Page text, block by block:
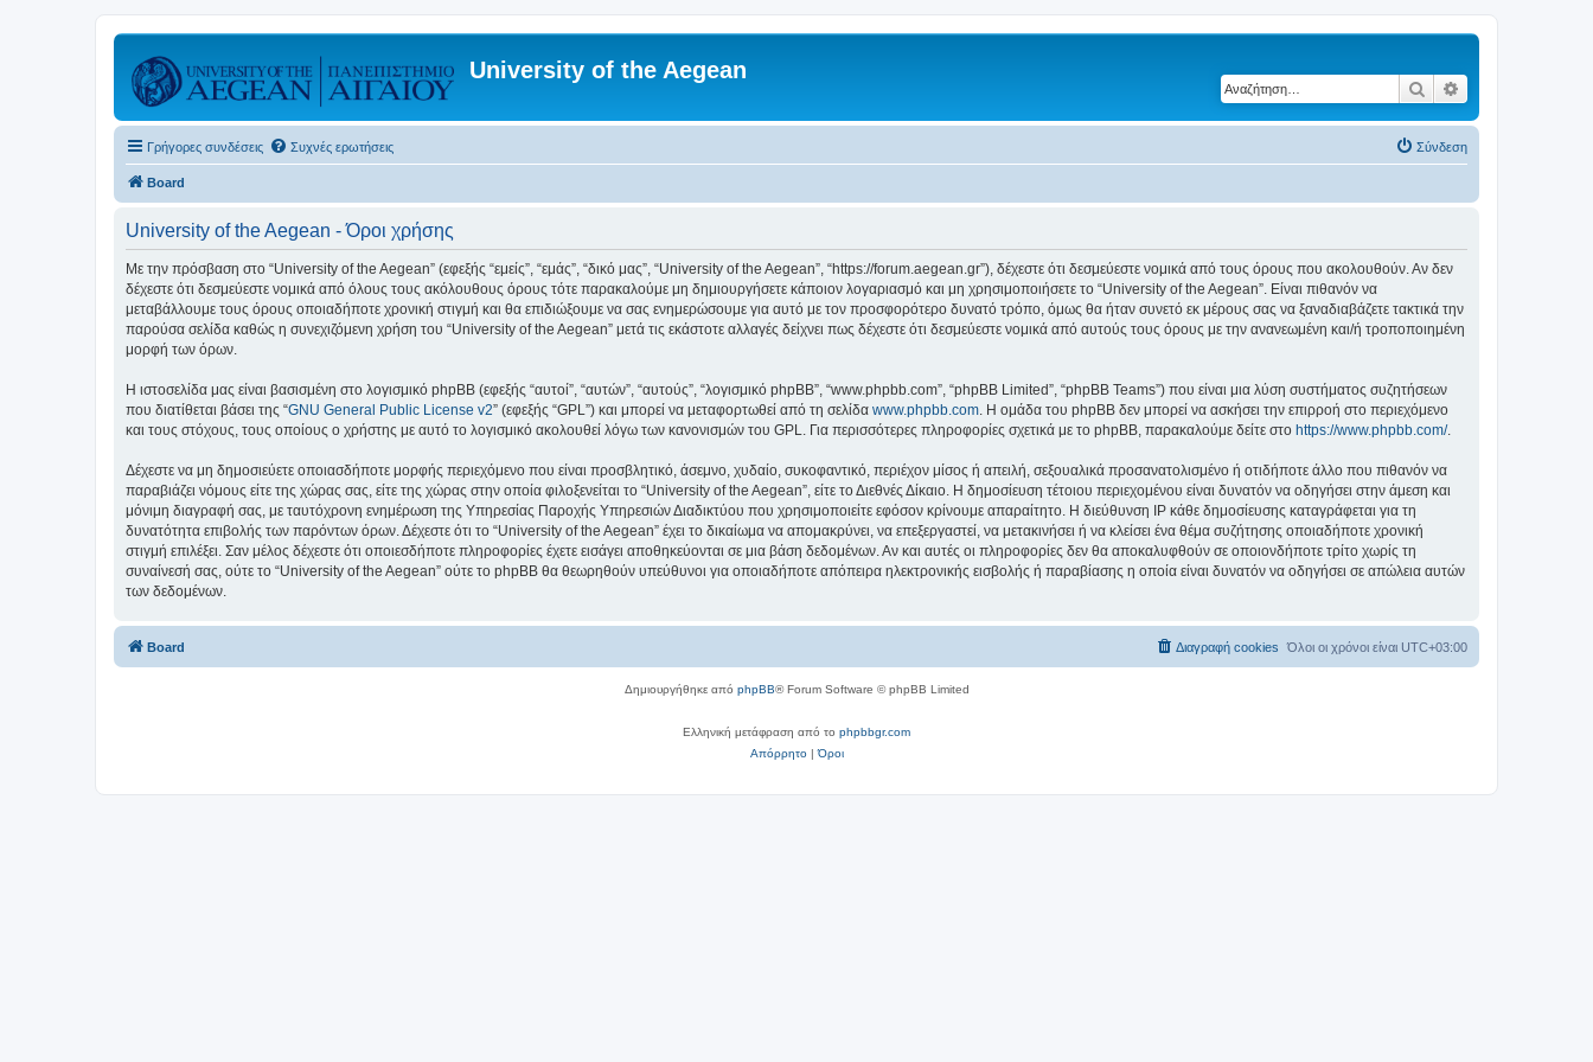
University of the Aegean
Αναζήτηση
Γρήγορες συνδέσεις Συχνές ερωτήσεις Σύνδεση
Board
University of the Aegean - Όροι χρήσης
Με την πρόσβαση στο “University of the Aegean” (εφεξής “εμείς”, “εμάς”, “δικό μας”, “University of the Aegean”, “https://forum.aegean.gr”), δέχεστε ότι δεσμεύεστε νομικά από τους όρους που ακολουθούν. Αν δεν
δέχεστε ότι δεσμεύεστε νομικά από όλους τους ακόλουθους όρους τότε παρακαλούμε μη δημιουργήσετε κάποιον λογαριασμό και μη χρησιμοποιήσετε το “University of the Aegean”. Είναι πιθανόν να
μεταβάλλουμε τους όρους οποιαδήποτε χρονική στιγμή και θα επιδιώξουμε να σας ενημερώσουμε για αυτό με τον προσφορότερο δυνατό τρόπο, όμως θα ήταν συνετό εκ μέρους σας να ξαναδιαβάζετε τακτικά την
παρούσα σελίδα καθώς η συνεχιζόμενη χρήση του “University of the Aegean” μετά τις εκάστοτε αλλαγές δείχνει πως δέχεστε ότι δεσμεύεστε νομικά από αυτούς τους όρους με την ανανεωμένη και/ή τροποποιημένη
μορφή των όρων.
Η ιστοσελίδα μας είναι βασισμένη στο λογισμικό phpBB (εφεξής “αυτοί”, “αυτών”, “αυτούς”, “λογισμικό phpBB”, “www.phpbb.com”, “phpBB Limited”, “phpBB Teams”) που είναι μια λύση συστήματος συζητήσεων
που διατίθεται βάσει της “GNU General Public License v2” (εφεξής “GPL”) και μπορεί να μεταφορτωθεί από τη σελίδα www.phpbb.com. Η ομάδα του phpBB δεν μπορεί να ασκήσει την επιρροή στο περιεχόμενο
και τους στόχους, τους οποίους ο χρήστης με αυτό το λογισμικό ακολουθεί λόγω των κανονισμών του GPL. Για περισσότερες πληροφορίες σχετικά με το phpBB, παρακαλούμε δείτε στο https://www.phpbb.com/.
Δέχεστε να μη δημοσιεύετε οποιασδήποτε μορφής περιεχόμενο που είναι προσβλητικό, άσεμνο, χυδαίο, συκοφαντικό, περιέχον μίσος ή απειλή, σεξουαλικά προσανατολισμένο ή οτιδήποτε άλλο που πιθανόν να
παραβιάζει νόμους είτε της χώρας σας, είτε της χώρας στην οποία φιλοξενείται το “University of the Aegean”, είτε το Διεθνές Δίκαιο. Η δημοσίευση τέτοιου περιεχομένου είναι δυνατόν να οδηγήσει στην άμεση και
μόνιμη διαγραφή σας, με ταυτόχρονη ενημέρωση της Υπηρεσίας Παροχής Υπηρεσιών Διαδικτύου που χρησιμοποιείτε εφόσον κρίνουμε απαραίτητο. Η διεύθυνση IP κάθε δημοσίευσης καταγράφεται για τη
δυνατότητα επιβολής των παρόντων όρων. Δέχεστε ότι το “University of the Aegean” έχει το δικαίωμα να απομακρύνει, να επεξεργαστεί, να μετακινήσει ή να κλείσει ένα θέμα συζήτησης οποιαδήποτε χρονική
στιγμή επιλέξει. Σαν μέλος δέχεστε ότι οποιεσδήποτε πληροφορίες έχετε εισάγει αποθηκεύονται σε μια βάση δεδομένων. Αν και αυτές οι πληροφορίες δεν θα αποκαλυφθούν σε οποιονδήποτε τρίτο χωρίς τη
συναίνεσή σας, ούτε το “University of the Aegean” ούτε το phpBB θα θεωρηθούν υπεύθυνοι για οποιαδήποτε απόπειρα ηλεκτρονικής εισβολής ή παραβίασης η οποία είναι δυνατόν να οδηγήσει σε απώλεια αυτών
των δεδομένων.
Board Όλοι οι χρόνοι είναι UTC+03:00
Διαγραφή cookies
Δημιουργήθηκε από phpBB® Forum Software © phpBB Limited
Ελληνική μετάφραση από το phpbbgr.com
Απόρρητο|Όροι